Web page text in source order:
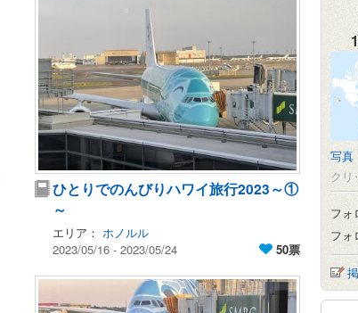
ひとりでのんびりハワイ旅行2023～①
～
エリア： ホノルル
2023/05/16 - 2023/05/24
50票
1
写真
クリ
フォ
フォ